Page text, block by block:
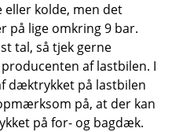
kolde, men det
på lige omkring 9 bar.
tal, så tjek gerne
af lastbilen. I
dæktrykket på lastbilen
på, at der kan
på for- og bagdæk.